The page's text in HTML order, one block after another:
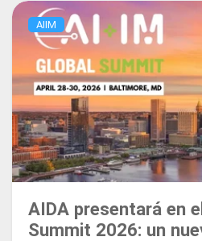
AIIM
AIDA presentará en
Summit 2026: un